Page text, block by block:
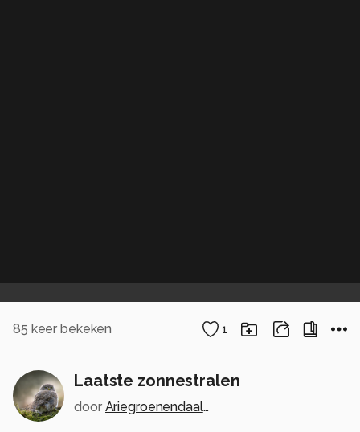
85 keer bekeken 1
Laatste zonnestralen
door Ariegroenendaal10